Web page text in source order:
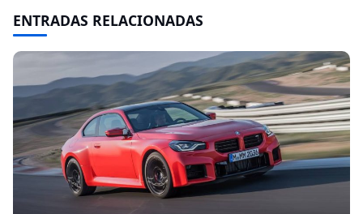
ENTRADAS RELACIONADAS